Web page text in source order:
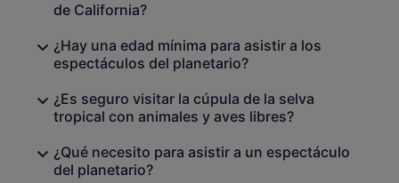
paisajes sonoros ambientales, aromas inspirados en la
Adéntrate en una experiencia inolvidable que despierta
los sentidos y abre mundos ocultos y perspectivas
Tenlo en cuenta:
Los pases para el Planetario son gratuitos y están
disponibles por orden de llegada. Cuando llegues a la
Academia, escanea el código QR expuesto en el
vestíbulo para reservar una hora de espectáculo. Ten
de California?
¿Hay una edad mínima para asistir a los
espectáculos del planetario?
¿Es seguro visitar la cúpula de la selva
tropical con animales y aves libres?
¿Qué necesito para asistir a un espectáculo
del planetario?